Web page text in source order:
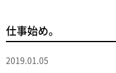
仕事始め。
2019.01.05